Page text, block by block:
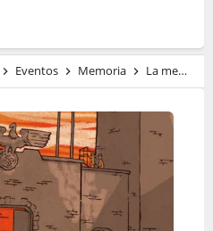
Eventos Memoria La memoria histórica llega al Salón del Cómic de Zaragoza con La Pantera Rossa